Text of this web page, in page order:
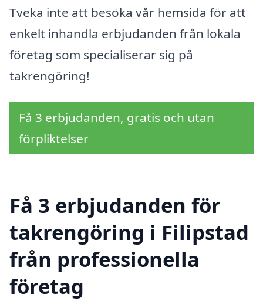
Tveka inte att besöka vår hemsida för att
enkelt inhandla erbjudanden från lokala
företag som specialiserar sig på
takrengöring!
Få 3 erbjudanden, gratis och utan
förpliktelser
Få 3 erbjudanden för
takrengöring i Filipstad
från professionella
företag